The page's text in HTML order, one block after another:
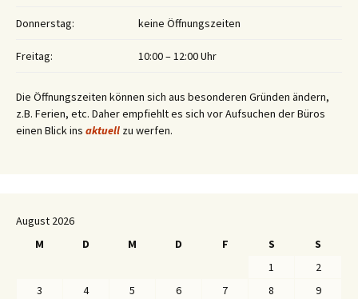
Donnerstag: keine Öffnungszeiten
Freitag: 10:00 – 12:00 Uhr
Die Öffnungszeiten können sich aus besonderen Gründen ändern,
z.B. Ferien, etc. Daher empfiehlt es sich vor Aufsuchen der Büros
einen Blick ins aktuell zu werfen.
August 2026
M
D M D F S
S
1
2
3
4 5 6 7 8
9